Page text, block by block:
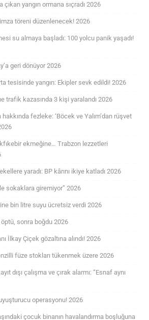
yangın ormana sıçradı 2026
töreni düzenlenecek! 2026
su almaya başladı: 100 yolcu panik yaşadı!
geri dönüyor 2026
tesisinde yangın: Ekipler sevk edildi! 2026
trafik kazasında 3 kişi yaralandı 2026
fezleke: ‘Böcek ve Yalım’dan rüşvet
ekmeğine… Trabzon lezzetleri
yaradı: BP kârını ikiye katladı 2026
sokaklara giremiyor” 2026
bin litre suyu ücretsiz verdi 2026
sonra boğdu 2026
İlkay Çiçek gözaltına alındı! 2026
füze stokları tükenmek üzere 2026
dışı çalışma ve çırak alarmı: “Esnaf aynı
operasyonu! 2026
çocuk binanın havalandırma boşluğuna